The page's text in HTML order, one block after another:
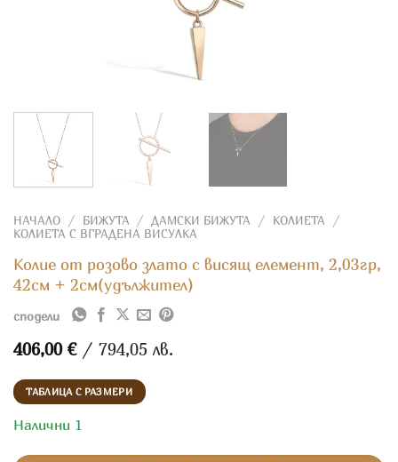
НАЧАЛО / БИЖУТА / ДАМСКИ БИЖУТА / КОЛИЕТА
/
КОЛИЕТА С ВГРАДЕНА ВИСУЛКА
Колие от розово злато с висящ елемент, 2,03гр,
42см + 2см(удължител)
сподели
406,00 €/ 794,05 лв.
ТАБЛИЦА С РАЗМЕРИ
Налични 1